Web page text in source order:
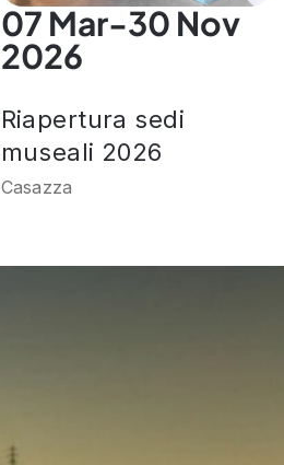
07 Mar-30 Nov
2026
Riapertura sedi
museali 2026
Casazza